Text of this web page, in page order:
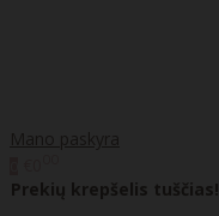
Mano paskyra
Prekių krepšelis tuščias!